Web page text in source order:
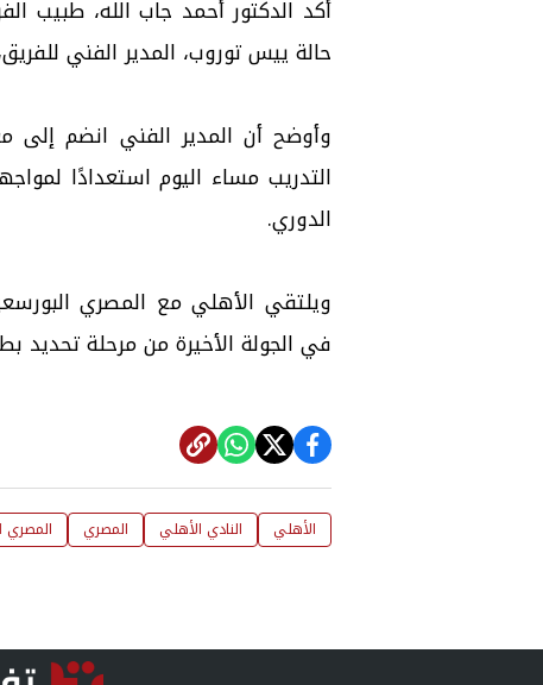
أكد الدكتور أحمد جاب الله، طبيب
حالة ييس توروب، المدير الفني
وأوضح أن المدير الفني انضم إلى
التدريب مساء اليوم استعدادًا
الدوري.
ويلتقي الأهلي مع المصري
في الجولة الأخيرة من مرحلة تحديد
الأهلي النادي الأهلي المصري المصري